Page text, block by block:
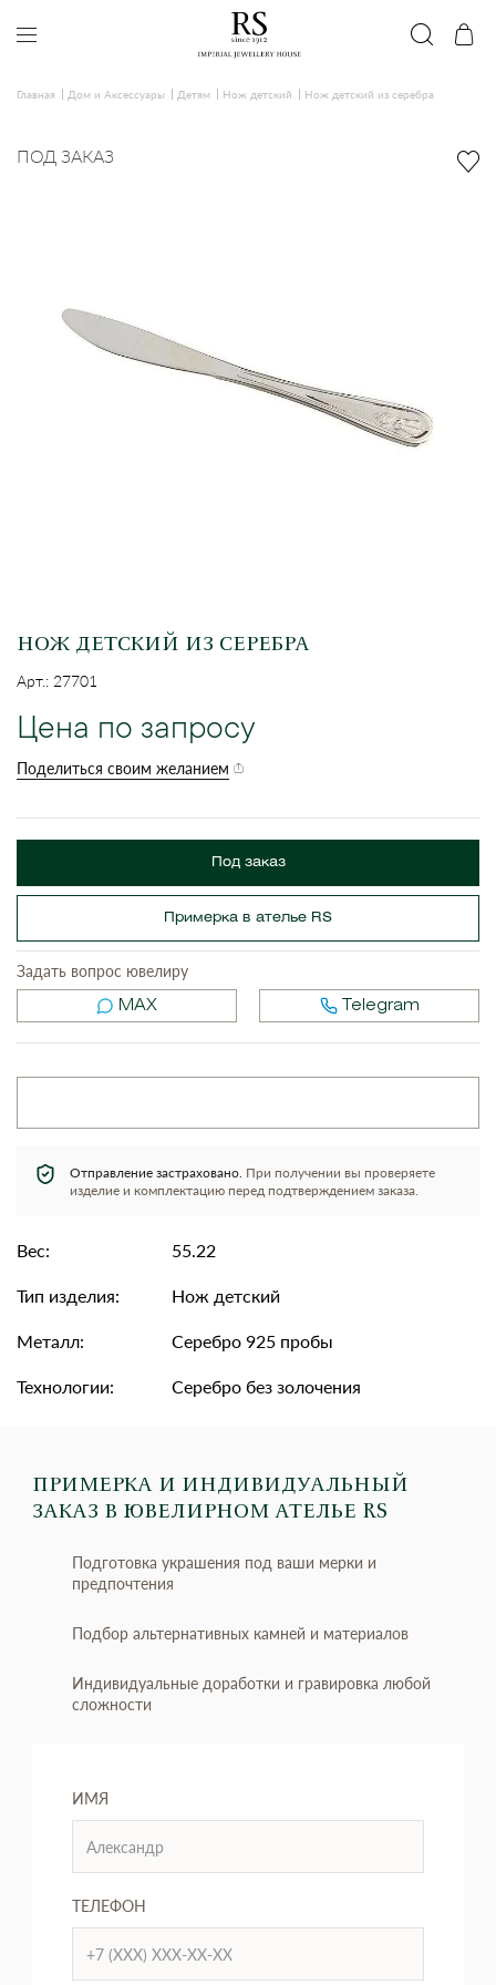
Главная Дом и Аксессуары Детям Нож детский Нож детский из серебра
ПОД ЗАКАЗ
НОЖ ДЕТСКИЙ ИЗ СЕРЕБРА
Арт.: 27701
Цена по запросу
Поделиться своим желанием
Под заказ
Примерка в ателье RS
Задать вопрос ювелиру
MAX Telegram
Отправление застраховано. При получении вы проверяете
изделие и комплектацию перед подтверждением заказа.
Вес:
55.22
Тип изделия:
Нож детский
Металл:
Серебро 925 пробы
Технологии:
Серебро без золочения
ПРИМЕРКА И ИНДИВИДУАЛЬНЫЙ
ЗАКАЗ В ЮВЕЛИРНОМ АТЕЛЬЕ RS
Подготовка украшения под ваши мерки и
предпочтения
Подбор альтернативных камней и материалов
Индивидуальные доработки и гравировка любой
сложности
ИМЯ
ТЕЛЕФОН